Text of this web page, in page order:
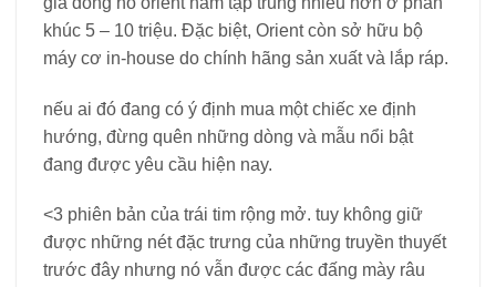
khúc 5 – 10 triệu. Đặc biệt, Orient còn sở hữu bộ
máy cơ in-house do chính hãng sản xuất và lắp ráp.
nếu ai đó đang có ý định mua một chiếc xe định
hướng, đừng quên những dòng và mẫu nổi bật
đang được yêu cầu hiện nay.
<3 phiên bản của trái tim rộng mở. tuy không giữ
được những nét đặc trưng của những truyền thuyết
trước đây nhưng nó vẫn được các đấng mày râu